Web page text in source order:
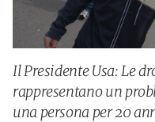
Il Presidente Usa: Le
rappresentano un
una persona per 20